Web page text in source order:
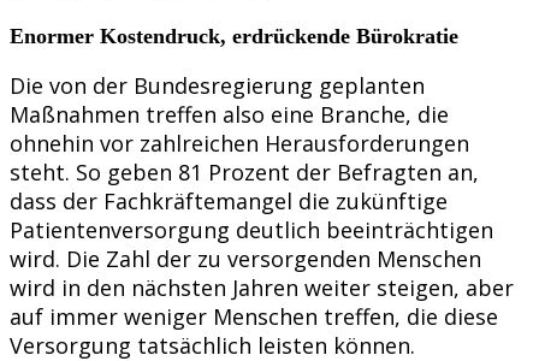
Enormer Kostendruck, erdrückende Bürokratie
Die von der Bundesregierung geplanten
Maßnahmen treffen also eine Branche, die
ohnehin vor zahlreichen Herausforderungen
steht. So geben 81 Prozent der Befragten an,
dass der Fachkräftemangel die zukünftige
Patientenversorgung deutlich beeinträchtigen
wird. Die Zahl der zu versorgenden Menschen
wird in den nächsten Jahren weiter steigen, aber
auf immer weniger Menschen treffen, die diese
Versorgung tatsächlich leisten können.